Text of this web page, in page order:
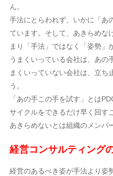
ん。
手法にとらわれず、いかに「あ
ています。そして、あきらめな
まり「手法」ではなく「姿勢」
うまくいっている会社は、あの
まくいっていない会社は、立ち
う。
「あの手この手を試す」とは
サイクルをできるだけ早く回す
あきらめないとは組織のメンバ
経営コンサルティング
経営のあるべき姿が手法より姿